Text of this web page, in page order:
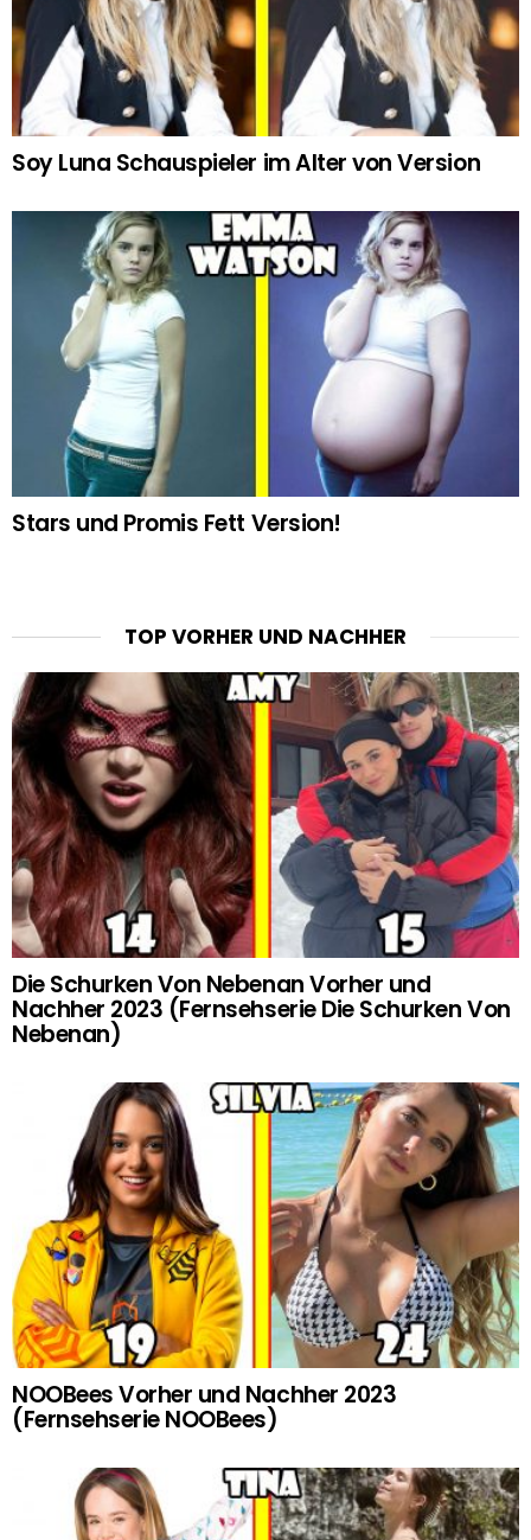
Soy Luna Schauspieler im Alter von Version
Stars und Promis Fett Version!
TOP VORHER UND NACHHER
Die Schurken Von Nebenan Vorher und
Nachher 2023 (Fernsehserie Die Schurken Von
Nebenan)
NOOBees Vorher und Nachher 2023
(Fernsehserie NOOBees)